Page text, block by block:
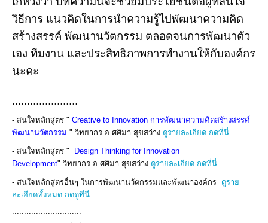
วิธีการ แนวคิดในการนำความรู้ไปพัฒนาความคิด
สร้างสรรค์ พัฒนานวัตกรรม ตลอดจนการพัฒนาตัว
เอง ทีมงาน และประสิทธิภาพการทำงานให้กับองค์กร
นะคะ
......................
- สนใจหลักสูตร " Creative to Innovation การพัฒนาความคิดสร้างสรรค์
พัฒนานวัตกรรม " วิทยากร อ.ศศิมา สุขสว่าง ดูรายละเอียด กดที่นี่
- สนใจหลักสูตร "
Design Thinking for Innovation
Development" วิทยากร อ.ศศิมา สุขสว่าง ดูรายละเอียด กดที่นี่
- สนใจหลักสูตรอื่นๆ ในการพัฒนานวัตกรรมและพัฒนาองค์กร ดูราย
ละเอียดทั้งหมด กดดูที่นี่